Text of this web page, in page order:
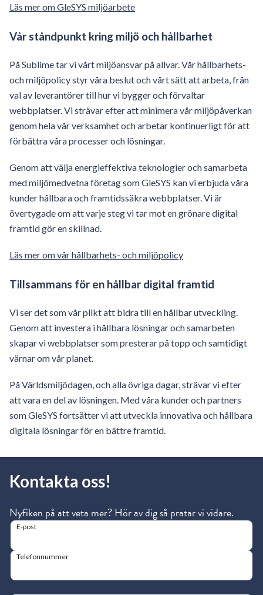
Läs mer om GleSYS miljöarbete
Vår ståndpunkt kring miljö och hållbarhet
På Sublime tar vi vårt miljöansvar på allvar. Vår hållbarhets-
och miljöpolicy styr våra beslut och vårt sätt att arbeta, från
val av leverantörer till hur vi bygger och förvaltar
webbplatser. Vi strävar efter att minimera vår miljöpåverkan
genom hela vår verksamhet och arbetar kontinuerligt för att
förbättra våra processer och lösningar.
Genom att välja energieffektiva teknologier och samarbeta
med miljömedvetna företag som GleSYS kan vi erbjuda våra
kunder hållbara och framtidssäkra webbplatser. Vi är
övertygade om att varje steg vi tar mot en grönare digital
framtid gör en skillnad.
Läs mer om vår hållbarhets- och miljöpolicy
Tillsammans för en hållbar digital framtid
Vi ser det som vår plikt att bidra till en hållbar utveckling.
Genom att investera i hållbara lösningar och samarbeten
skapar vi webbplatser som presterar på topp och samtidigt
värnar om vår planet.
På Världsmiljödagen, och alla övriga dagar, strävar vi efter
att vara en del av lösningen. Med våra kunder och partners
som GleSYS fortsätter vi att utveckla innovativa och hållbara
digitala lösningar för en bättre framtid.
Kontakta oss!
Nyfiken på att veta mer? Hör av dig så pratar vi vidare.
E-post
Telefonnummer